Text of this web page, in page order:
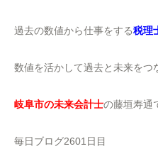
過去の数値から仕事をする税理
数値を活かして過去と未来をつ
岐阜市の未来会計士の藤垣寿通
毎日ブログ2601日目